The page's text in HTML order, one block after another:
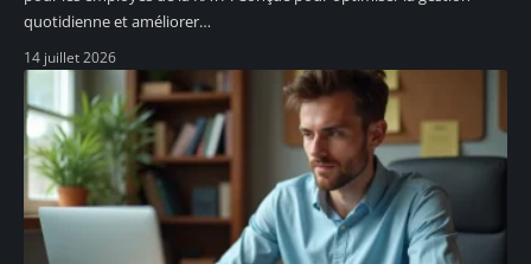
quotidienne et améliorer…
14 juillet 2026